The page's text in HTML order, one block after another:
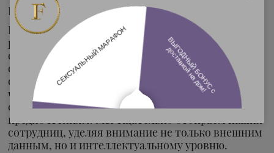
Широкий выбор элитных спутниц
В агентстве ФрауМ представлены проститутки
разных типажей — от хрупких блондинок до
страстных брюнеток, от молодых студенток до
опытных зрелых женщин. Каждая девушка
обладает уникальной внешностью и характером,
что позволяет клиентам найти именно ту
спутницу, которая соответствует их
предпочтениям. Мы тщательно отбираем наших
сотрудниц, уделяя внимание не только внешним
данным, но и интеллектуальному уровню.